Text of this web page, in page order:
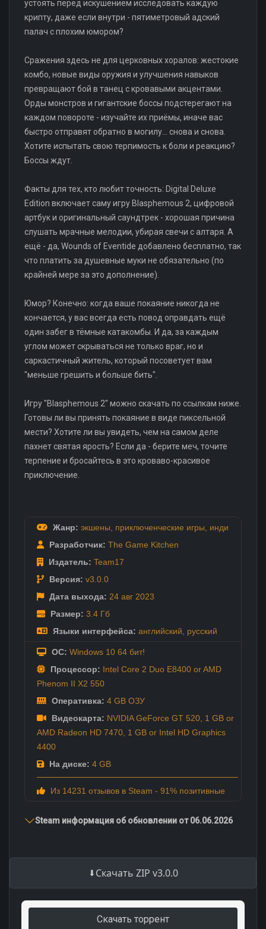
устоять перед искушением исследовать каждую
крипту, даже если внутри - пятиметровый адский
палач с плохим юмором?
Сражения здесь не для церковных хоралов: жестокие
комбо, новые виды оружия и улучшения навыков
превращают бой в танец с кровавыми акцентами.
Орды монстров и гигантские боссы подстерегают на
каждом повороте - изучайте их приёмы, иначе вас
быстро отправят обратно в могилу... снова и снова.
Хотите испытать свою терпимость к боли и реакцию?
Боссы ждут.
Факты для тех, кто любит точность: Digital Deluxe
Edition включает саму игру Blasphemous 2, цифровой
артбук и оригинальный саундтрек - хорошая причина
слушать мрачные мелодии, убирая свечи с алтаря. А
ещё - да, Wounds of Eventide добавлено бесплатно, так
что платить за душевные муки не обязательно (по
крайней мере за это дополнение).
Юмор? Конечно: когда ваше покаяние никогда не
кончается, у вас всегда есть повод оправдать ещё
один забег в тёмные катакомбы. И да, за каждым
углом может скрываться не только враг, но и
саркастичный житель, который посоветует вам
"меньше грешить и больше бить".
Игру "Blasphemous 2" можно скачать по ссылкам ниже.
Готовы ли вы принять покаяние в виде пиксельной
мести? Хотите ли вы увидеть, чем на самом деле
пахнет святая ярость? Если да - берите меч, точите
терпение и бросайтесь в это кроваво-красивое
приключение.
Жанр: экшены приключенческие игры
инди
Разработчик: The Game Kitchen
Издатель: Team17
Версия: v3.0.0
Дата выхода: 24 авг 2023
Размер: 3.4 Гб
Языки интерфейса: английский русский
ОС: Windows 10 64 бит!
Процессор: Intel Core 2 Duo E8400 or AMD
Phenom II X2 550
Оперативка: 4 GB ОЗУ
Видеокарта: NVIDIA GeForce GT 520, 1 GB or
AMD Radeon HD 7470, 1 GB or Intel HD Graphics
4400
На диске: 4 GB
Из 14231 отзывов в Steam - 91% позитивные
Steam информация об обновлении от 06.06.2026
Скачать ZIP v3.0.0
Скачать торрент